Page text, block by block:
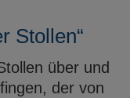
Stollen“
über und
der von